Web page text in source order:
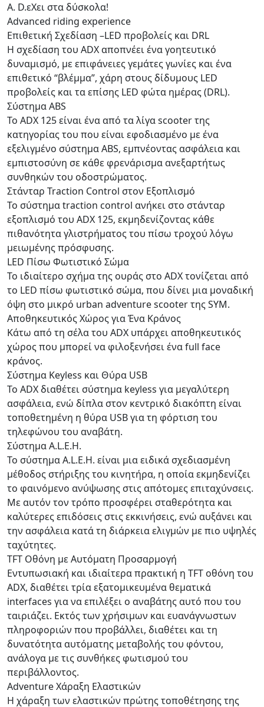
Α. D.εXει στα δύσκολα!
Advanced riding experience
Επιθετική Σχεδίαση –LED προβολείς και DRL
Η σχεδίαση του ADX αποπνέει ένα γοητευτικό
δυναμισμό, με επιφάνειες γεμάτες γωνίες και ένα
επιθετικό “βλέμμα”, χάρη στους δίδυμους LED
προβολείς και τα επίσης LED φώτα ημέρας (DRL).
Σύστημα ABS
Το ADX 125 είναι ένα από τα λίγα scooter της
κατηγορίας του που είναι εφοδιασμένο με ένα
εξελιγμένο σύστημα ABS, εμπνέοντας ασφάλεια και
εμπιστοσύνη σε κάθε φρενάρισμα ανεξαρτήτως
συνθηκών του οδοστρώματος.
Στάνταρ Traction Control στον Εξοπλισμό
Το σύστημα traction control ανήκει στο στάνταρ
εξοπλισμό του ADX 125, εκμηδενίζοντας κάθε
πιθανότητα γλιστρήματος του πίσω τροχού λόγω
μειωμένης πρόσφυσης.
LED Πίσω Φωτιστικό Σώμα
Το ιδιαίτερο σχήμα της ουράς στο ADX τονίζεται από
το LED πίσω φωτιστικό σώμα, που δίνει μια μοναδική
όψη στο μικρό urban adventure scooter της SYM.
Αποθηκευτικός Χώρος για Ένα Κράνος
Κάτω από τη σέλα του ADX υπάρχει αποθηκευτικός
χώρος που μπορεί να φιλοξενήσει ένα full face
κράνος.
Σύστημα Keyless και Θύρα USB
Το ADX διαθέτει σύστημα keyless για μεγαλύτερη
ασφάλεια, ενώ δίπλα στον κεντρικό διακόπτη είναι
τοποθετημένη η θύρα USB για τη φόρτιση του
τηλεφώνου του αναβάτη.
Σύστημα A.L.E.H.
Το σύστημα A.L.E.H. είναι μια ειδικά σχεδιασμένη
μέθοδος στήριξης του κινητήρα, η οποία εκμηδενίζει
το φαινόμενο ανύψωσης στις απότομες επιταχύνσεις.
Με αυτόν τον τρόπο προσφέρει σταθερότητα και
καλύτερες επιδόσεις στις εκκινήσεις, ενώ αυξάνει και
την ασφάλεια κατά τη διάρκεια ελιγμών με πιο υψηλές
ταχύτητες.
TFT Οθόνη με Αυτόματη Προσαρμογή
Εντυπωσιακή και ιδιαίτερα πρακτική η TFT οθόνη του
ADX, διαθέτει τρία εξατομικευμένα θεματικά
interfaces για να επιλέξει ο αναβάτης αυτό που του
ταιριάζει. Εκτός των χρήσιμων και ευανάγνωστων
πληροφοριών που προβάλλει, διαθέτει και τη
δυνατότητα αυτόματης μεταβολής του φόντου,
ανάλογα με τις συνθήκες φωτισμού του
περιβάλλοντος.
Adventure Χάραξη Ελαστικών
Η χάραξη των ελαστικών πρώτης τοποθέτησης της